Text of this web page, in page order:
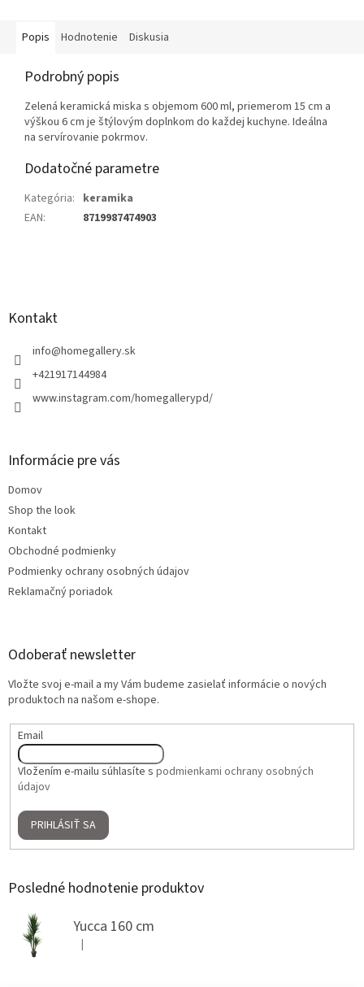
Popis Hodnotenie Diskusia
Podrobný popis
Zelená keramická miska s objemom 600 ml, priemerom 15 cm a
výškou 6 cm je štýlovým doplnkom do každej kuchyne. Ideálna
na servírovanie pokrmov.
Dodatočné parametre
Kategória: keramika
EAN: 8719987474903
Kontakt
info@homegallery.sk
+421917144984
www.instagram.com/homegallerypd/
Informácie pre vás
Domov
Shop the look
Kontakt
Obchodné podmienky
Podmienky ochrany osobných údajov
Reklamačný poriadok
Odoberať newsletter
Vložte svoj e-mail a my Vám budeme zasielať informácie o nových
produktoch na našom e-shope.
Email
Vložením e-mailu súhlasíte s podmienkami ochrany osobných
údajov
PRIHLÁSIŤ SA
Posledné hodnotenie produktov
Yucca 160 cm
Hodnotenie produktu je 5 z 5 hviezdičiek.
|